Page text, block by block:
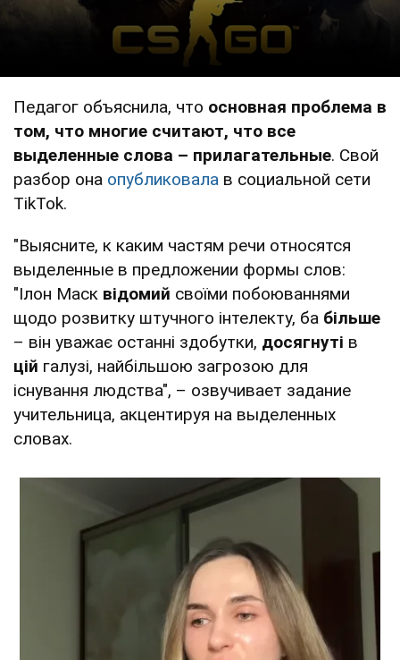
Педагог объяснила, что основная проблема в
том, что многие считают, что все
выделенные слова – прилагательные. Свой
разбор она опубликовала в социальной сети
TikTok.
"Выясните, к каким частям речи относятся
выделенные в предложении формы слов:
"Ілон Маск відомий своїми побоюваннями
щодо розвитку штучного інтелекту, ба більше
– він уважає останні здобутки, досягнуті в
цій галузі, найбільшою загрозою для
існування людства", – озвучивает задание
учительница, акцентируя на выделенных
словах.